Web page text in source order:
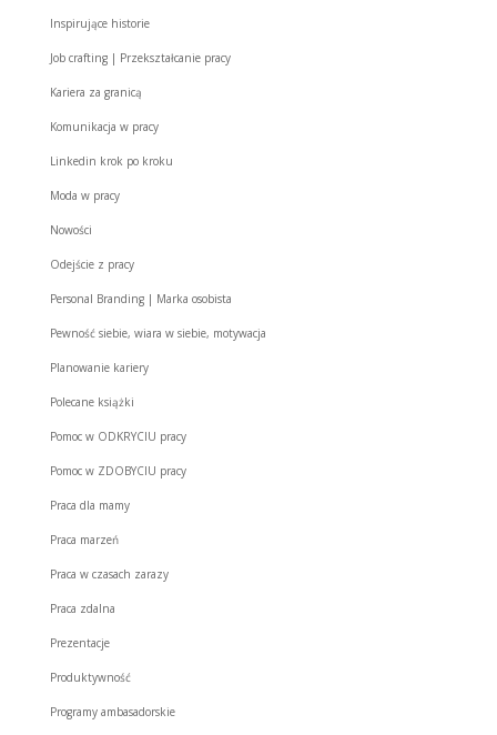
Inspirujące historie
Job crafting | Przekształcanie pracy
Kariera za granicą
Komunikacja w pracy
Linkedin krok po kroku
Moda w pracy
Nowości
Odejście z pracy
Personal Branding | Marka osobista
Pewność siebie, wiara w siebie, motywacja
Planowanie kariery
Polecane książki
Pomoc w ODKRYCIU pracy
Pomoc w ZDOBYCIU pracy
Praca dla mamy
Praca marzeń
Praca w czasach zarazy
Praca zdalna
Prezentacje
Produktywność
Programy ambasadorskie